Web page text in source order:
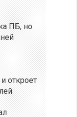
ПБ, но
откроет